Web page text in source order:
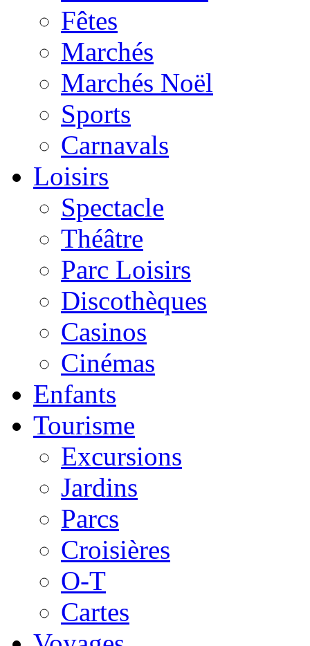
Fêtes
Marchés
Marchés Noël
Sports
Carnavals
Loisirs
Spectacle
Théâtre
Parc Loisirs
Discothèques
Casinos
Cinémas
Enfants
Tourisme
Excursions
Jardins
Parcs
Croisières
O-T
Cartes